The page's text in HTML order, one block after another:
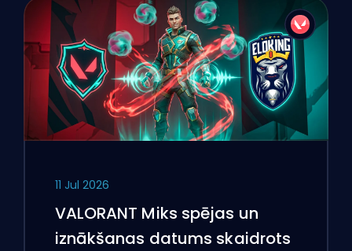
11 Jul 2026
VALORANT Miks spējas un
iznākšanas datums skaidrots